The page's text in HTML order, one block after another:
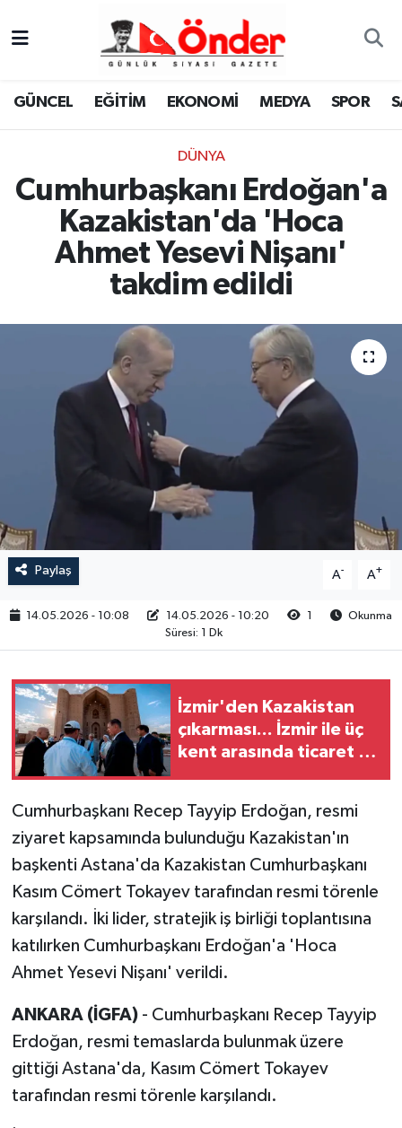
GÜNCEL EĞİTİM EKONOMİ MEDYA SPOR
DÜNYA
Cumhurbaşkanı Erdoğan'a
Kazakistan'da 'Hoca
Ahmet Yesevi Nişanı'
takdim edildi
Paylaş A- A+
14.05.2026 - 10:08 14.05.2026 - 10:20 1
Okunma
Süresi: 1 Dk
İzmir'den Kazakistan
çıkarması... İzmir ile üç
kent arasında ticaret ve
Cumhurbaşkanı Recep Tayyip Erdoğan, resmi
ziyaret kapsamında bulunduğu Kazakistan'ın
başkenti Astana'da Kazakistan Cumhurbaşkanı
Kasım Cömert Tokayev tarafından resmi törenle
karşılandı. İki lider, stratejik iş birliği toplantısına
katılırken Cumhurbaşkanı Erdoğan'a 'Hoca
Ahmet Yesevi Nişanı' verildi.
ANKARA (İGFA) - Cumhurbaşkanı Recep Tayyip
Erdoğan, resmi temaslarda bulunmak üzere
gittiği Astana'da, Kasım Cömert Tokayev
tarafından resmi törenle karşılandı.
GÜNCEL
MEDYA
SPOR
KÜLTÜR-SANAT
YAŞAM
RESMİ İLAN
Zonguldak Nöbetçi Eczaneler
Zonguldak Namaz Vakitleri
Zonguldak Trafik Yoğunluk Haritası
TFF 3.Lig 4.Grup Puan Durumu ve Fikstür
Tüm Manşetler
Son Dakika Haberleri
Haber Arşivi